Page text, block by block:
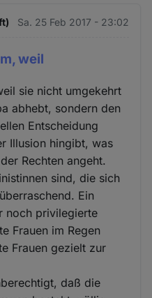
Sa. 25 Feb 2017 - 23:02
weil
sie nicht umgekehrt
abhebt, sondern den
Entscheidung
Illusion hingibt, was
Rechten angeht.
sind, die sich
Ein
noch privilegierte
Frauen im Regen
Frauen gezielt zur
daß die